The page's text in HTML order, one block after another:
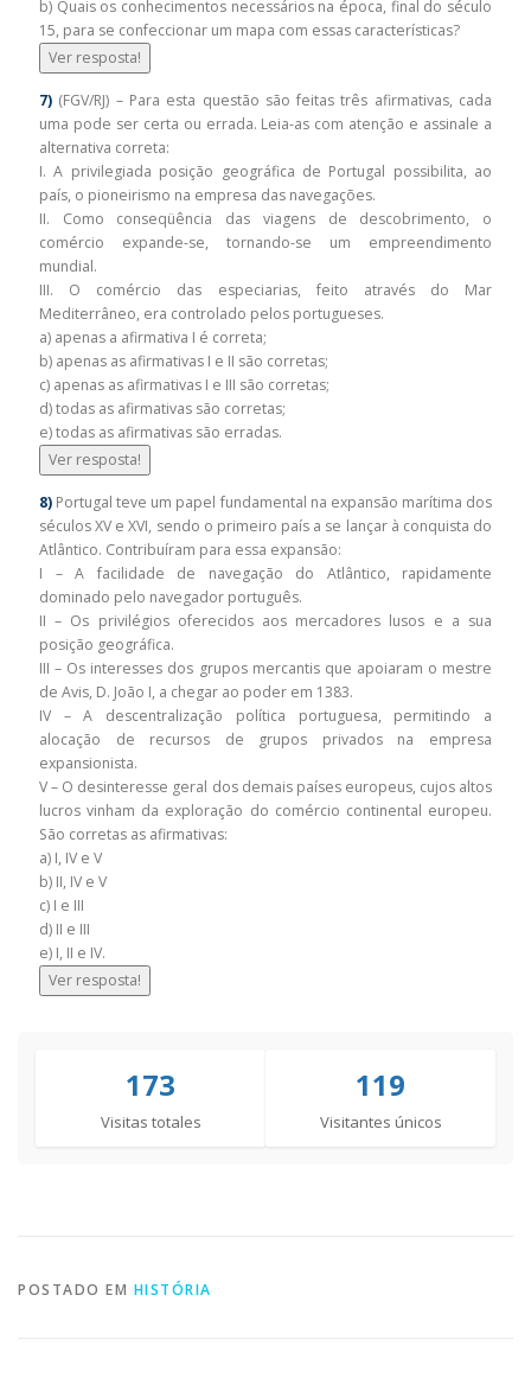
b) Quais os conhecimentos necessários na época, final do século
15, para se confeccionar um mapa com essas características?
Ver resposta!
7) (FGV/RJ) – Para esta questão são feitas três afirmativas, cada
uma pode ser certa ou errada. Leia-as com atenção e assinale a
alternativa correta:
I. A privilegiada posição geográfica de Portugal possibilita, ao
país, o pioneirismo na empresa das navegações.
II. Como conseqüência das viagens de descobrimento, o
comércio expande-se, tornando-se um empreendimento
mundial.
III. O comércio das especiarias, feito através do Mar
Mediterrâneo, era controlado pelos portugueses.
a) apenas a afirmativa I é correta;
b) apenas as afirmativas I e II são corretas;
c) apenas as afirmativas I e III são corretas;
d) todas as afirmativas são corretas;
e) todas as afirmativas são erradas.
Ver resposta!
8) Portugal teve um papel fundamental na expansão marítima dos
séculos XV e XVI, sendo o primeiro país a se lançar à conquista do
Atlântico. Contribuíram para essa expansão:
I – A facilidade de navegação do Atlântico, rapidamente
dominado pelo navegador português.
II – Os privilégios oferecidos aos mercadores lusos e a sua
posição geográfica.
III – Os interesses dos grupos mercantis que apoiaram o mestre
de Avis, D. João I, a chegar ao poder em 1383.
IV – A descentralização política portuguesa, permitindo a
alocação de recursos de grupos privados na empresa
expansionista.
V – O desinteresse geral dos demais países europeus, cujos altos
lucros vinham da exploração do comércio continental europeu.
São corretas as afirmativas:
a) I, IV e V
b) II, IV e V
c) I e III
d) II e III
e) I, II e IV.
Ver resposta!
173
Visitas totales
119
Visitantes únicos
POSTADO EM HISTÓRIA